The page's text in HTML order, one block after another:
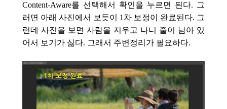
Content-Aware를 선택해서 확인을 누르면 된다. 그
러면 아래 사진에서 보듯이 1차 보정이 완료된다. 그
런데 사진을 보면 사람을 지우고 나니 줄이 남아 있
어서 보기가 싫다. 그래서 주변정리가 필요하다.